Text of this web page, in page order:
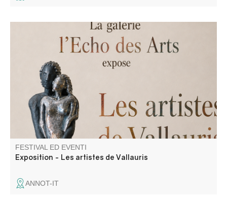
La galleria "L'Echo des Arts" espone le opere degli artisti
di Vallauris: Véronique Disalvo, Amid Belatach e Soft.
FESTIVAL ED EVENTI
Exposition - Les artistes de Vallauris
ANNOT-IT